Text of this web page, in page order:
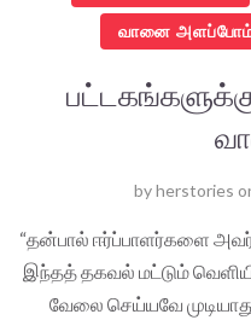
வானை
byherstories
“தன்பால் ஈர்ப்பாளர்களை
இந்தத் தகவல் மட்டும்
வேலை செய்யவே